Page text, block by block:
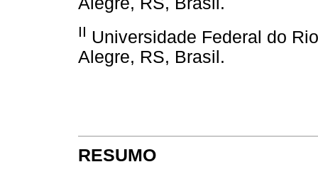
II Universidade Federal do
Alegre, RS, Brasil.
RESUMO